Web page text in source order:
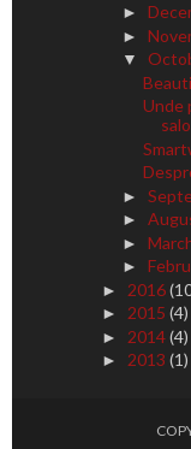
►
►
▼
Unde
►
►
►
►
► 2016
► 2015 (4)
► 2014(4)
► 2013 (1)